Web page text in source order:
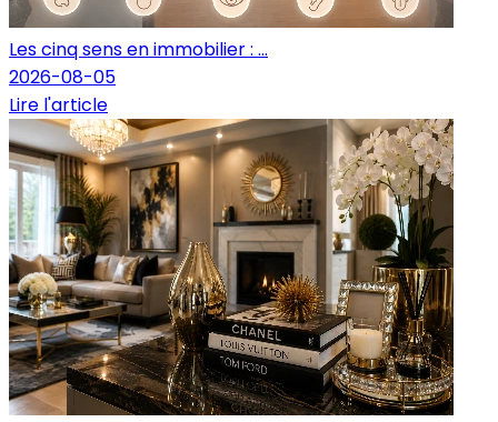
Les cinq sens en immobilier : ...
2026-08-05
Lire l'article